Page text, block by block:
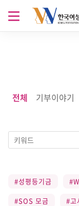
Skip to content
메뉴 열기
전체 기부이야기
#성평등기금
#SOS 모금
#고